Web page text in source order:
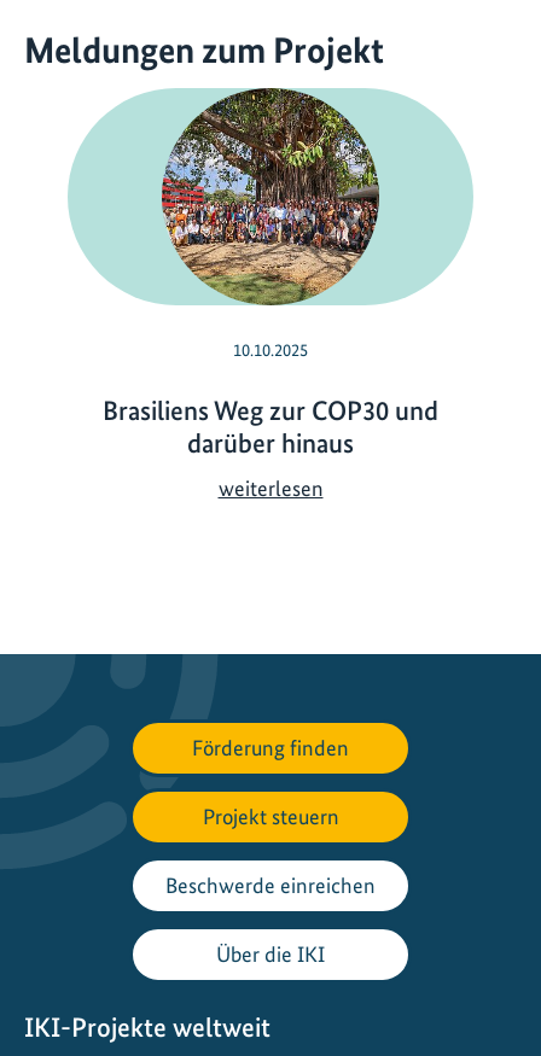
Meldungen zum Projekt
10.10.2025
Brasiliens Weg zur COP30 und
darüber hinaus
weiterlesenB
n
s
W
e
g
z
u
C
Förderung finden
Projekt steuern
Beschwerde einreichen
Über die IKI
IKI-Projekte weltweit